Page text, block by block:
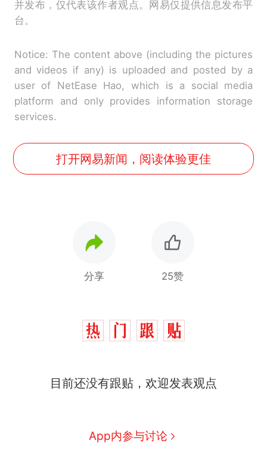
并发布，仅代表该作者观点。网易仅提供信息发布平
台。
Notice: The content above (including the pictures
and videos if any) is uploaded and posted by a
user of NetEase Hao, which is a social media
platform and only provides information storage
services.
打开网易新闻，阅读体验更佳
分享 25赞
目前还没有跟贴，欢迎发表观点
App内参与讨论
全部作废，公平么？
国大使骑行绕了几乎整个国境
线一圈，还曾两次到中国寻根
5万的小车卖不动，40万以上